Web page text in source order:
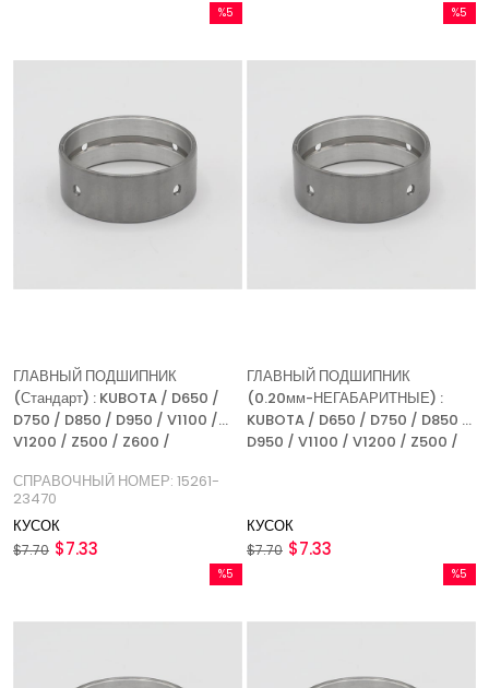
ГЛАВНЫЙ ПОДШИПНИК
(Стандарт) : KUBOTA / D650 /
D750 / D850 / D950 / V1100 /
V1200 / Z500 / Z600 /
23470
СПРАВОЧНЫЙ НОМЕР: 15261-
23470
КУСОК
$7.33
$7.70
%5
%5Скидка
ГЛАВНЫЙ ПОДШИПНИК
(0.20мм-НЕГАБАРИТНЫЕ) :
KUBOTA / D650 / D750 / D850 /
D950 / V1100 / V1200 / Z500 /
КУСОК
$7.33
$7.70
%5
%5
%5Скидка
%5